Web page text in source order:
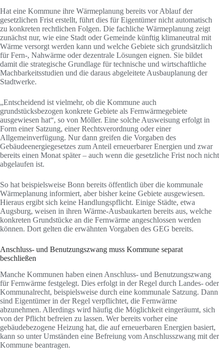
Hat eine Kommune ihre Wärmeplanung bereits vor Ablauf der
gesetzlichen Frist erstellt, führt dies für Eigentümer nicht automatisch
zu konkreten rechtlichen Folgen. Die fachliche Wärmeplanung zeigt
zunächst nur, wie eine Stadt oder Gemeinde künftig klimaneutral mit
Wärme versorgt werden kann und welche Gebiete sich grundsätzlich
für Fern-, Nahwärme oder dezentrale Lösungen eignen. Sie bildet
damit die strategische Grundlage für technische und wirtschaftliche
Machbarkeitsstudien und die daraus abgeleitete Ausbauplanung der
Stadtwerke.
„Entscheidend ist vielmehr, ob die Kommune auch
grundstücksbezogen konkrete Gebiete als Fernwärmegebiete
ausgewiesen hat“, so von Möller. Eine solche Ausweisung erfolgt in
Form einer Satzung, einer Rechtsverordnung oder einer
Allgemeinverfügung. Nur dann greifen die Vorgaben des
Gebäudeenergiegesetzes zum Anteil erneuerbarer Energien und zwar
bereits einen Monat später – auch wenn die gesetzliche Frist noch nicht
abgelaufen ist.
So hat beispielsweise Bonn bereits öffentlich über die kommunale
Wärmeplanung informiert, aber bisher keine Gebiete ausgewiesen.
Hieraus ergibt sich keine Handlungspflicht. Einige Städte, etwa
Augsburg, weisen in ihren Wärme-Ausbaukarten bereits aus, welche
konkreten Grundstücke an die Fernwärme angeschlossen werden
können. Dort gelten die erwähnten Vorgaben des GEG bereits.
Anschluss- und Benutzungszwang muss Kommune separat
beschließen
Manche Kommunen haben einen Anschluss- und Benutzungszwang
für Fernwärme festgelegt. Dies erfolgt in der Regel durch Landes- oder
Kommunalrecht, beispielsweise durch eine kommunale Satzung. Dann
sind Eigentümer in der Regel verpflichtet, die Fernwärme
abzunehmen. Allerdings wird häufig die Möglichkeit eingeräumt, sich
von der Pflicht befreien zu lassen. Wer bereits vorher eine
gebäudebezogene Heizung hat, die auf erneuerbaren Energien basiert,
kann so unter Umständen eine Befreiung vom Anschlusszwang mit der
Kommune beantragen.